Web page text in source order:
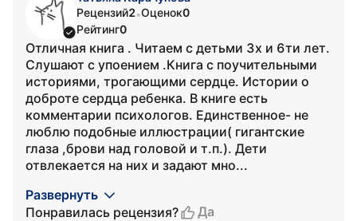
Рецензий2•Оценок0
Рейтинг0
Отличная книга . Читаем с детьми 3х и 6ти лет.
Слушают с упоением .Книга с поучительными
историями, трогающими сердце. Истории о
доброте сердца ребенка. В книге есть
комментарии психологов. Единственное- не
люблю подобные иллюстрации( гигантские
глаза ,брови над головой и т.п.). Дети
отвлекается на них и задают мно...
Развернуть
Понравилась рецензия?
Да